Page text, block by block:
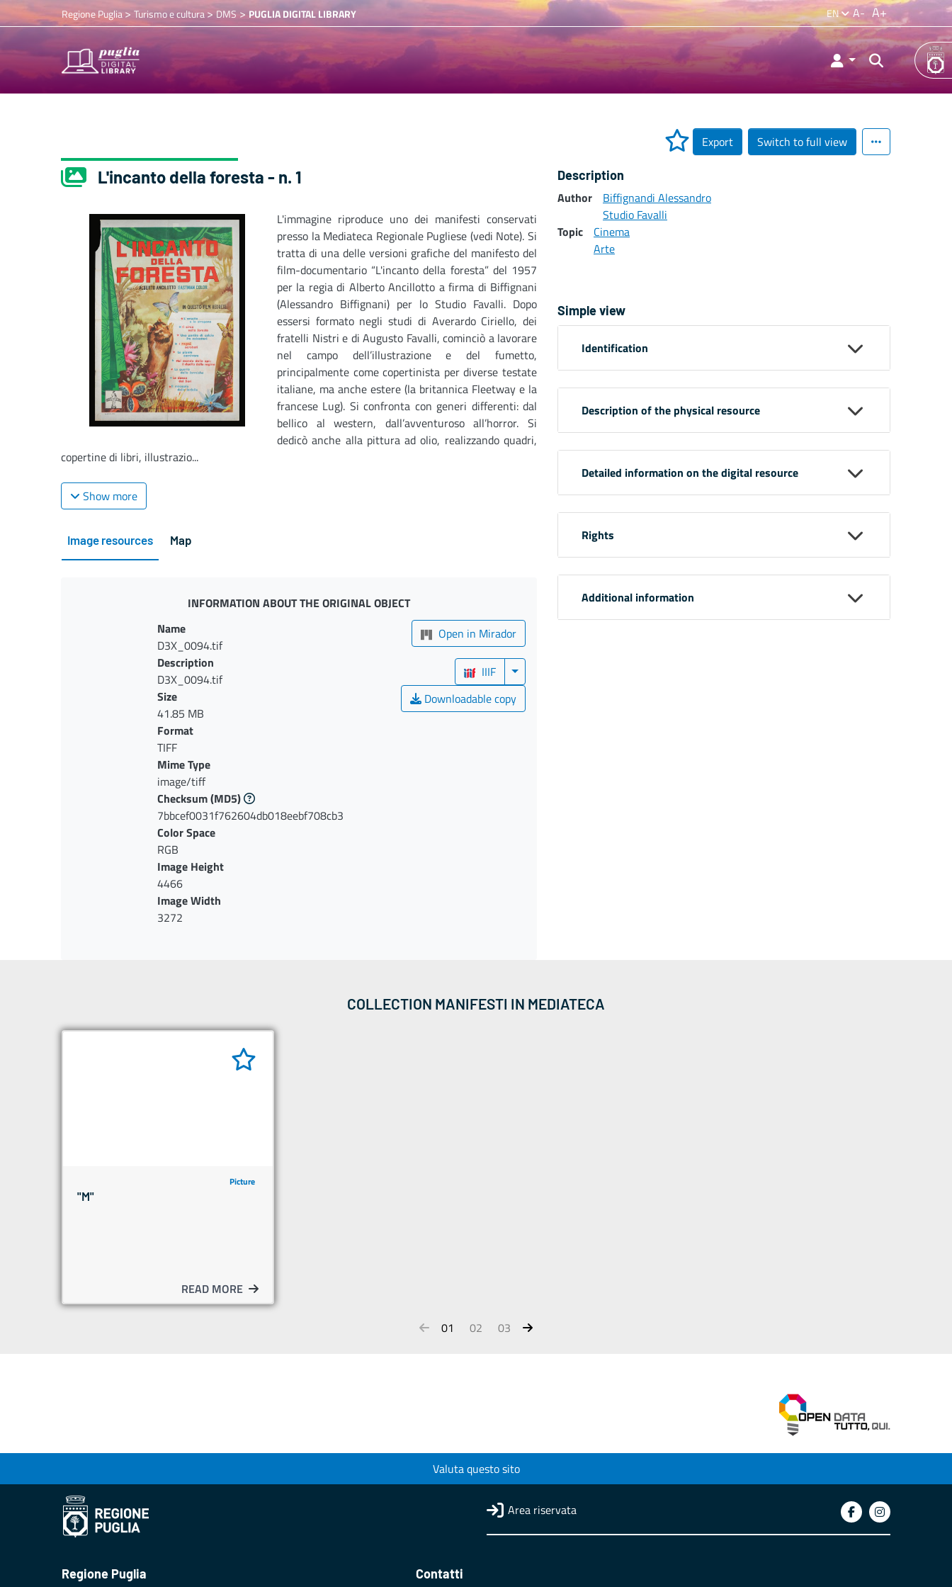
Regione Puglia> Turismo e cultura>DMS > PUGLIA DIGITAL LIBRARY EN A- A+
Export Switch to full view
L'incanto della foresta - n. 1
L'immagine riproduce uno dei manifesti conservati
presso la Mediateca Regionale Pugliese (vedi Note). Si
tratta di una delle versioni grafiche del manifesto del
film-documentario “L'incanto della foresta” del 1957
per la regia di Alberto Ancillotto a firma di Biffignani
(Alessandro Biffignani) per lo Studio Favalli. Dopo
essersi formato negli studi di Averardo Ciriello, dei
fratelli Nistri e di Augusto Favalli, cominciò a lavorare
nel campo dell’illustrazione e del fumetto,
principalmente come copertinista per diverse testate
italiane, ma anche estere (la britannica Fleetway e la
francese Lug). Si confronta con generi differenti: dal
bellico al western, dall’avventuroso all’horror. Si
dedicò anche alla pittura ad olio, realizzando quadri,
copertine di libri, illustrazio...
Show more
Image resources Map
INFORMATION ABOUT THE ORIGINAL OBJECT
Open in Mirador
IIIF
Downloadable copy
Name
D3X_0094.tif
Description
D3X_0094.tif
Size
41.85 MB
Format
TIFF
Mime Type
image/tiff
Checksum(MD5)
7bbcef0031f762604db018eebf708cb3
Color Space
RGB
Image Height
4466
Image Width
3272
Description
Author
Biffignandi Alessandro
Studio Favalli
Topic
Cinema
Arte
Simple view
Identification
Description of the physical resource
Detailed information on the digital resource
Rights
Additional information
COLLECTION MANIFESTI IN MEDIATECA
Picture
"M"
READ MORE
01 02 03
Valuta questo sito
Area riservata
Regione Puglia Contatti